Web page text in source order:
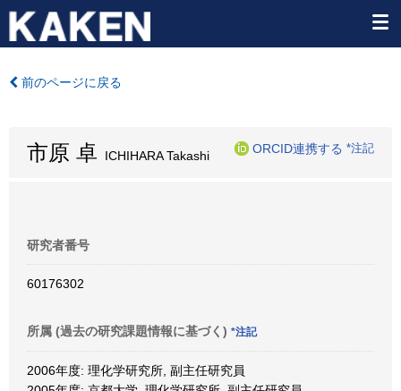
前のページに戻る
市原 卓 ICHIHARA Takashi
ORCID連携する *注記
研究者番号
60176302
所属 (過去の研究課題情報に基づく) *注記
2006年度: 理化学研究所, 副主任研究員